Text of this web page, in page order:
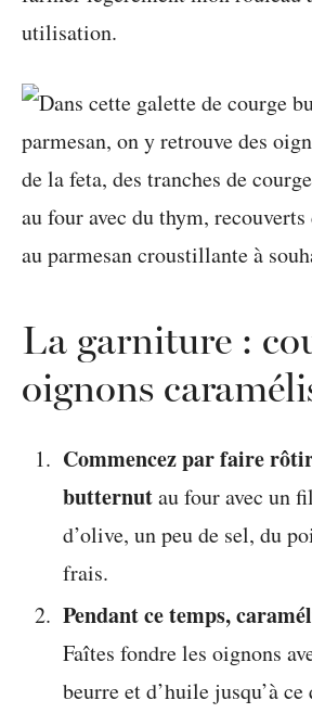
utilisation.
La garniture :
oignons
Commencez par faire
butternutau four avec un
d’olive, un peu de sel, du
frais.
Pendant ce temps,
Faîtes fondre les oignons
beurre et d’huile jusqu’à